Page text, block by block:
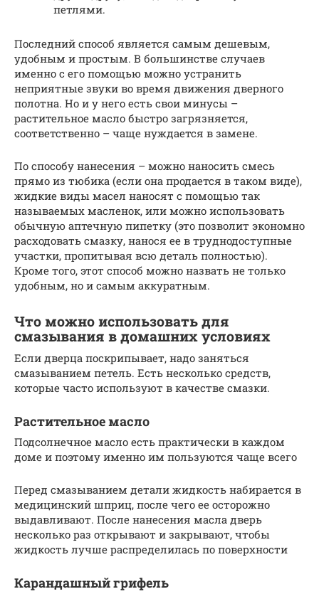
петлями.
Последний способ является самым дешевым,
удобным и простым. В большинстве случаев
именно с его помощью можно устранить
неприятные звуки во время движения дверного
полотна. Но и у него есть свои минусы –
растительное масло быстро загрязняется,
соответственно – чаще нуждается в замене.
По способу нанесения – можно наносить смесь
прямо из тюбика (если она продается в таком виде),
жидкие виды масел наносят с помощью так
называемых масленок, или можно использовать
обычную аптечную пипетку (это позволит экономно
расходовать смазку, нанося ее в труднодоступные
участки, пропитывая всю деталь полностью).
Кроме того, этот способ можно назвать не только
удобным, но и самым аккуратным.
Что можно использовать для
смазывания в домашних условиях
Если дверца поскрипывает, надо заняться
смазыванием петель. Есть несколько средств,
которые часто используют в качестве смазки.
Растительное масло
Подсолнечное масло есть практически в каждом
доме и поэтому именно им пользуются чаще всего
Перед смазыванием детали жидкость набирается в
медицинский шприц, после чего ее осторожно
выдавливают. После нанесения масла дверь
несколько раз открывают и закрывают, чтобы
жидкость лучше распределилась по поверхности
Карандашный грифель